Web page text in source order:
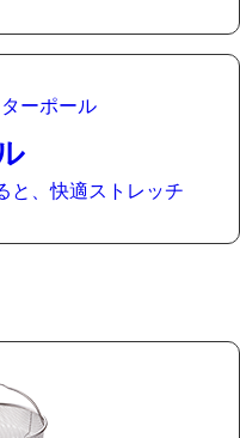
と、快適ストレッチ